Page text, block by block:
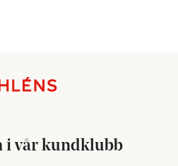
i vår kundklubb